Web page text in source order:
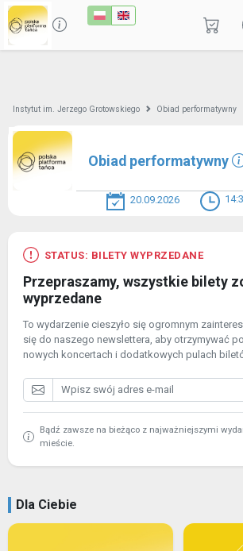
Instytut im. Jerzego Grotowskiego Obiad performatywny
Obiad performatywny
20.09.2026
STATUS: BILETY WYPRZEDANE
Przepraszamy, wszystkie bilety
wyprzedane
To wydarzenie cieszyło się ogromnym
się do naszego newslettera, aby otrzymywać
nowych koncertach i dodatkowych pulach
Bądź zawsze na bieżąco z najważniejszymi
mieście.
Dla Ciebie